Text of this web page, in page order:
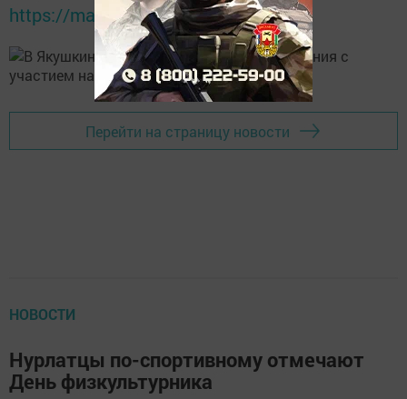
https://max.ru/tatmedia
Перейти на страницу новости
НОВОСТИ
Нурлатцы по-спортивному отмечают
День физкультурника